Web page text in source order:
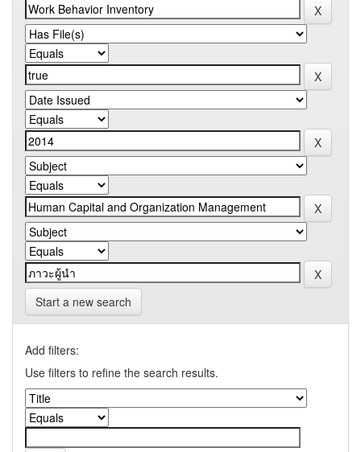
Start a new search
Add filters:
Use filters to refine the search results.